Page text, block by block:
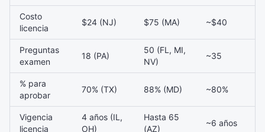
Costo
licencia
$24 (NJ) $75 (MA) ~$40
Preguntas
examen
18 (PA)
50 (FL, MI,
NV)
~35
% para
aprobar
70% (TX) 88% (MD) ~80%
Vigencia
licencia
4 años (IL,
OH)
Hasta 65
(AZ)
~6 años